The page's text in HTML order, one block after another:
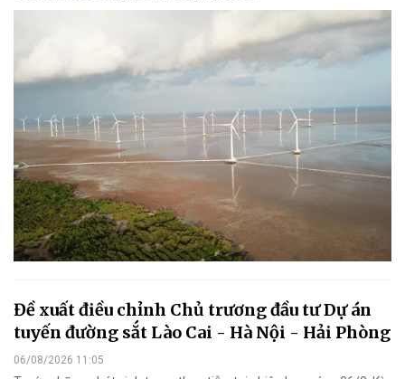
Đề xuất điều chỉnh Chủ trương đầu tư Dự án
tuyến đường sắt Lào Cai - Hà Nội - Hải Phòng
06/08/2026 11:05